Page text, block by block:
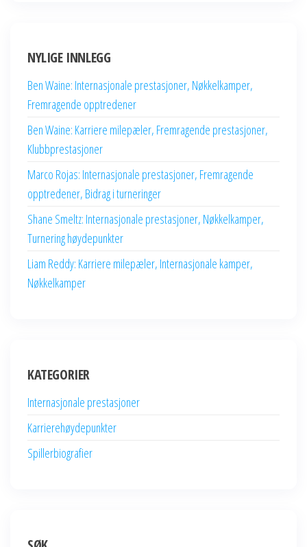
NYLIGE INNLEGG
Ben Waine: Internasjonale prestasjoner, Nøkkelkamper,
Fremragende opptredener
Ben Waine: Karriere milepæler, Fremragende prestasjoner,
Klubbprestasjoner
Marco Rojas: Internasjonale prestasjoner, Fremragende
opptredener, Bidrag i turneringer
Shane Smeltz: Internasjonale prestasjoner, Nøkkelkamper,
Turnering høydepunkter
Liam Reddy: Karriere milepæler, Internasjonale kamper,
Nøkkelkamper
KATEGORIER
Internasjonale prestasjoner
Karrierehøydepunkter
Spillerbiografier